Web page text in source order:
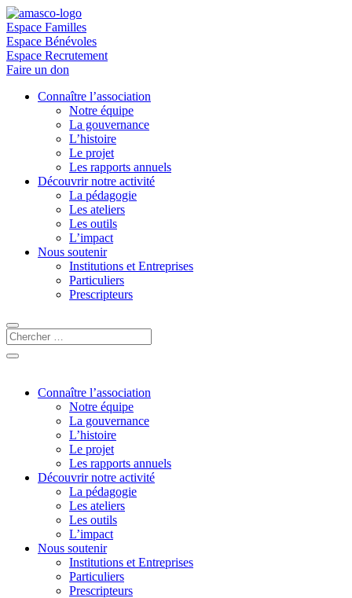
Espace Familles
Espace Bénévoles
Espace Recrutement
Faire un don
Connaître l’association
Notre équipe
La gouvernance
L’histoire
Le projet
Les rapports annuels
Découvrir notre activité
La pédagogie
Les ateliers
Les outils
L’impact
Nous soutenir
Institutions et Entreprises
Particuliers
Prescripteurs
Connaître l’association
Notre équipe
La gouvernance
L’histoire
Le projet
Les rapports annuels
Découvrir notre activité
La pédagogie
Les ateliers
Les outils
L’impact
Nous soutenir
Institutions et Entreprises
Particuliers
Prescripteurs